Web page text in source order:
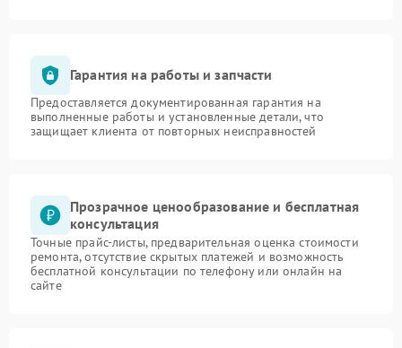
Гарантия на работы и запчасти
Предоставляется документированная гарантия на
выполненные работы и установленные детали, что
защищает клиента от повторных неисправностей
Прозрачное ценообразование и бесплатная
консультация
Точные прайс-листы, предварительная оценка стоимости
ремонта, отсутствие скрытых платежей и возможность
бесплатной консультации по телефону или онлайн на
сайте